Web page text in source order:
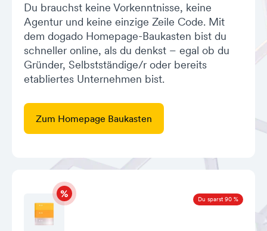
Du brauchst keine Vorkenntnisse, keine
Agentur und keine einzige Zeile Code. Mit
dem dogado Homepage-Baukasten bist du
schneller online, als du denkst – egal ob du
Gründer, Selbstständige/r oder bereits
etabliertes Unternehmen bist.
Zum Homepage Baukasten
Du sparst 90 %